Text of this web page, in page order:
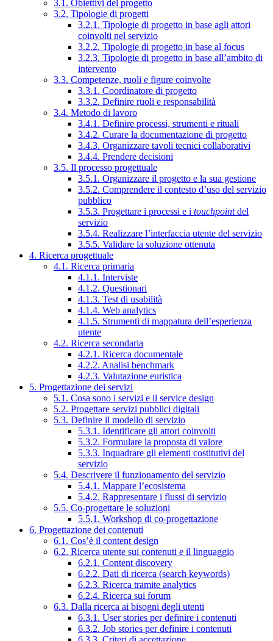
3.1. Obiettivi del progetto
3.2. Tipologie di progetti
3.2.1. Tipologie di progetto in base agli attori
coinvolti nel servizio
3.2.2. Tipologie di progetto in base al focus
3.2.3. Tipologie di progetto in base all’ambito di
intervento
3.3. Competenze, ruoli e figure coinvolte
3.3.1. Coordinatore di progetto
3.3.2. Definire ruoli e responsabilità
3.4. Metodo di lavoro
3.4.1. Definire processi, strumenti e rituali
3.4.2. Curare la documentazione di progetto
3.4.3. Organizzare tavoli tecnici collaborativi
3.4.4. Prendere decisioni
3.5. Il processo progettuale
3.5.1. Organizzare il progetto e la sua gestione
3.5.2. Comprendere il contesto d’uso del servizio
pubblico
3.5.3. Progettare i processi e i touchpointdel
servizio
3.5.4. Realizzare l’interfaccia utente del servizio
3.5.5. Validare la soluzione ottenuta
4. Ricerca progettuale
4.1. Ricerca primaria
4.1.1. Interviste
4.1.2. Questionari
4.1.3. Test di usabilità
4.1.4. Web analytics
4.1.5. Strumenti di mappatura dell’esperienza
utente
4.2. Ricerca secondaria
4.2.1. Ricerca documentale
4.2.2. Analisi benchmark
4.2.3. Valutazione euristica
5. Progettazione dei servizi
5.1. Cosa sono i servizi e il service design
5.2. Progettare servizi pubblici digitali
5.3. Definire il modello di servizio
5.3.1. Identificare gli attori coinvolti
5.3.2. Formulare la proposta di valore
5.3.3. Inquadrare gli elementi costitutivi del
servizio
5.4. Descrivere il funzionamento del servizio
5.4.1. Mappare l’ecosistema
5.4.2. Rappresentare i flussi di servizio
5.5. Co-progettare le soluzioni
5.5.1. Workshop di co-progettazione
6. Progettazione dei contenuti
6.1. Cos’è il content design
6.2. Ricerca utente sui contenuti e il linguaggio
6.2.1. Content discovery
6.2.2. Dati di ricerca (search keywords)
6.2.3. Ricerca tramite analytics
6.2.4. Ricerca sui forum
6.3. Dalla ricerca ai bisogni degli utenti
6.3.1. User stories per definire i contenuti
6.3.2. Job stories per definire i contenuti